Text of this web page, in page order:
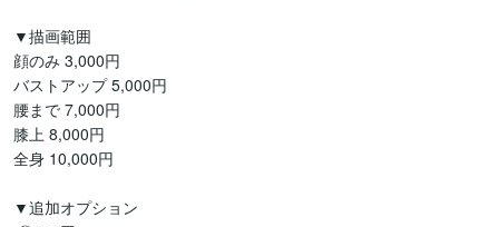
▼描画範囲
顔のみ 3,000円
バストアップ 5,000円
腰まで 7,000円
膝上 8,000円
全身 10,000円
▼追加オプション